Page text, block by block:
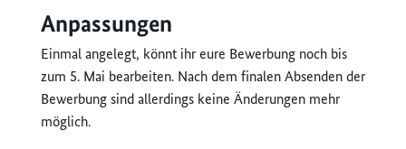
Anpassungen
Einmal angelegt, könnt ihr eure Bewerbung noch bis
zum 5. Mai bearbeiten. Nach dem finalen Absenden der
Bewerbung sind allerdings keine Änderungen mehr
möglich.